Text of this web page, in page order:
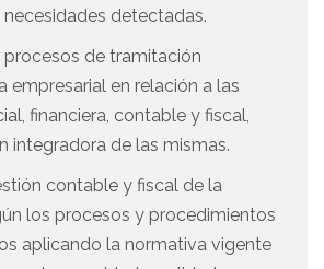
detectadas.
procesos de tramitación
empresarial en relación a las
financiera, contable y fiscal,
integradora de las mismas.
contable y fiscal de la
los procesos y procedimientos
aplicando la normativa vigente